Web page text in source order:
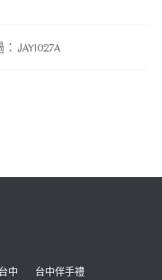
JAY1027A
台中 台中伴手禮